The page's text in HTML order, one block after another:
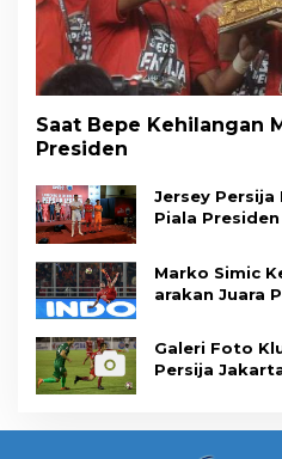
Saat Bepe Kehilangan
Presiden
Jersey Persija
Piala Presiden
Marko Simic
arakan Juara
Galeri Foto
Persija